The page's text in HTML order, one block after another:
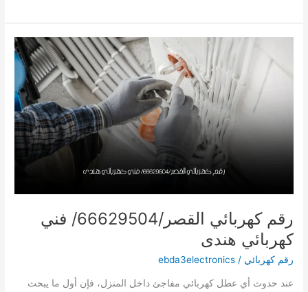
بيان/66629504/
فني
رقم كهربائي القصر/66629504/ فني
كهربائي هندى
رقم كهربائي /
ebda3electronics
عند حدوث أي عطل كهربائي مفاجئ داخل المنزل، فإن أول ما يبحث